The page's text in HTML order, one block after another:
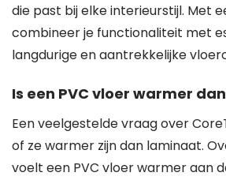
die past bij elke interieurstijl. Met
combineer je functionaliteit met
langdurige en aantrekkelijke
Is een PVC vloer warmer
Een veelgestelde vraag over
of ze warmer zijn dan laminaat.
voelt een PVC vloer warmer aan